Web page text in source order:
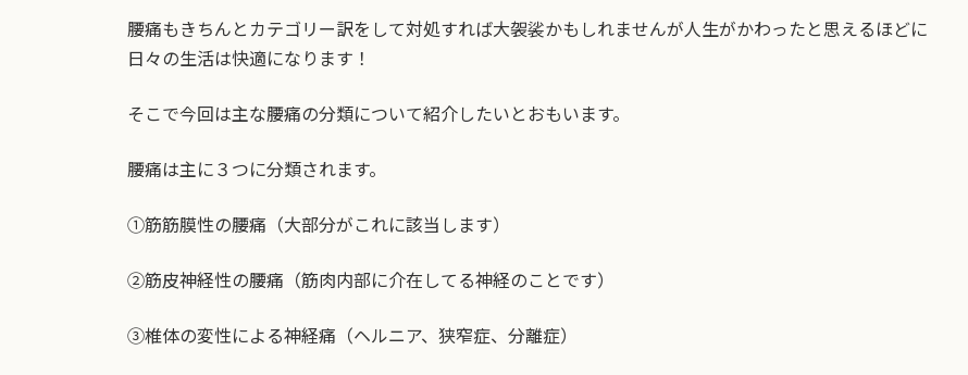
時
腰痛もきちんとカテゴリー訳をして対処すれば大袈裟かもしれませんが人生がかわったと思えるほどに
日々の生活は快適になります！
そこで今回は主な腰痛の分類について紹介したいとおもいます。
腰痛は主に３つに分類されます。
①筋筋膜性の腰痛（大部分がこれに該当します）
②筋皮神経性の腰痛（筋肉内部に介在してる神経のことです）
③椎体の変性による神経痛（ヘルニア、狭窄症、分離症）